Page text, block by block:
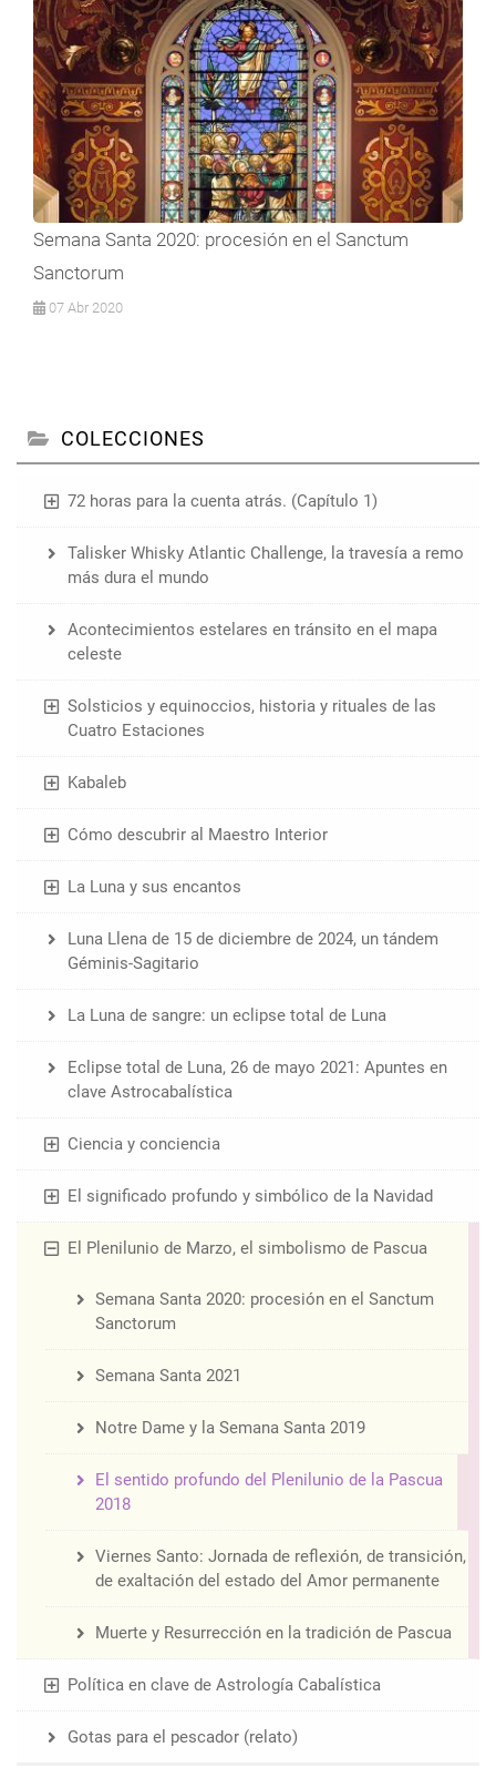
Semana Santa 2020: procesión en el Sanctum
Sanctorum
07 Abr 2020
COLECCIONES
72 horas para la cuenta atrás. (Capítulo 1)
Talisker Whisky Atlantic Challenge, la travesía a remo
más dura el mundo
Acontecimientos estelares en tránsito en el mapa
celeste
Solsticios y equinoccios, historia y rituales de las
Cuatro Estaciones
Kabaleb
Cómo descubrir al Maestro Interior
La Luna y sus encantos
Luna Llena de 15 de diciembre de 2024, un tándem
Géminis-Sagitario
La Luna de sangre: un eclipse total de Luna
Eclipse total de Luna, 26 de mayo 2021: Apuntes en
clave Astrocabalística
Ciencia y conciencia
El significado profundo y simbólico de la Navidad
El Plenilunio de Marzo, el simbolismo de Pascua
Semana Santa 2020: procesión en el Sanctum
Sanctorum
Semana Santa 2021
Notre Dame y la Semana Santa 2019
El sentido profundo del Plenilunio de la Pascua
2018
Viernes Santo: Jornada de reflexión, de transición,
de exaltación del estado del Amor permanente
Muerte y Resurrección en la tradición de Pascua
Política en clave de Astrología Cabalística
Gotas para el pescador (relato)